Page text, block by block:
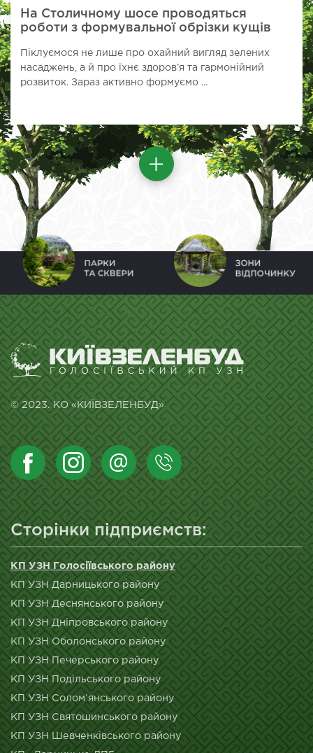
На Столичному шосе проводяться
роботи з формувальної обрізки кущів
Піклуємося не лише про охайний вигляд зелених
насаджень, а й про їхнє здоров’я та гармонійний
розвиток. Зараз активно формуємо ...
© 2023. КО «КИЇВЗЕЛЕНБУД»
Сторінки підприємств:
КП УЗН Голосіївського району
КП УЗН Дарницького району
КП УЗН Деснянського району
КП УЗН Дніпровського району
КП УЗН Оболонського району
КП УЗН Печерського району
КП УЗН Подільського району
КП УЗН Солом’янського району
КП УЗН Святошинського району
КП УЗН Шевченківського району